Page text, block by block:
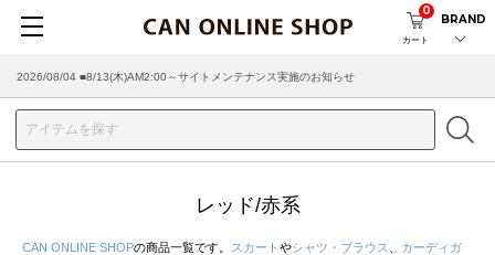
カート
0
BRAND
2026/07/29 ■【お知らせ】ヤマト運輸の配送遅延・停止について
レッド/赤系
CAN ONLINE SHOPの商品一覧です。 スカート やシャツ・ブラウス
カーディガ